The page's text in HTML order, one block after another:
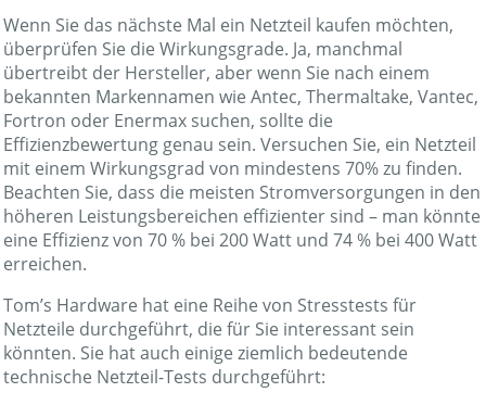
Wenn Sie das nächste Mal ein Netzteil kaufen möchten,
überprüfen Sie die Wirkungsgrade. Ja, manchmal
übertreibt der Hersteller, aber wenn Sie nach einem
bekannten Markennamen wie Antec, Thermaltake, Vantec,
Fortron oder Enermax suchen, sollte die
Effizienzbewertung genau sein. Versuchen Sie, ein Netzteil
mit einem Wirkungsgrad von mindestens 70% zu finden.
Beachten Sie, dass die meisten Stromversorgungen in den
höheren Leistungsbereichen effizienter sind – man könnte
eine Effizienz von 70 % bei 200 Watt und 74 % bei 400 Watt
erreichen.
Tom’s Hardware hat eine Reihe von Stresstests für
Netzteile durchgeführt, die für Sie interessant sein
könnten. Sie hat auch einige ziemlich bedeutende
technische Netzteil-Tests durchgeführt: